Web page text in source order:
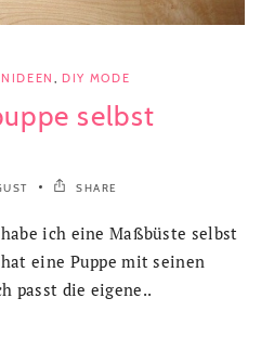
DIY MODE
selbst
SHARE
ich eine Maßbüste selbst
eine Puppe mit seinen
passt die eigene..